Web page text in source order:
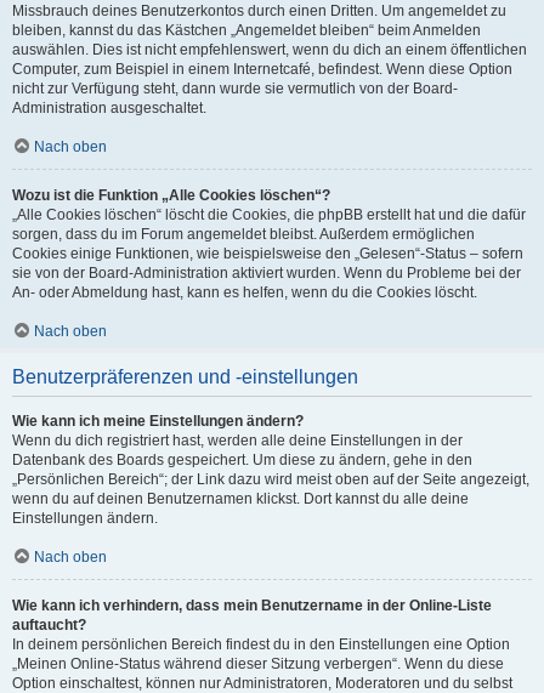
Missbrauch deines Benutzerkontos durch einen Dritten. Um angemeldet zu
bleiben, kannst du das Kästchen „Angemeldet bleiben“ beim Anmelden
auswählen. Dies ist nicht empfehlenswert, wenn du dich an einem öffentlichen
Computer, zum Beispiel in einem Internetcafé, befindest. Wenn diese Option
nicht zur Verfügung steht, dann wurde sie vermutlich von der Board-
Administration ausgeschaltet.
Nach oben
Wozu ist die Funktion „Alle Cookies löschen“?
„Alle Cookies löschen“ löscht die Cookies, die phpBB erstellt hat und die dafür
sorgen, dass du im Forum angemeldet bleibst. Außerdem ermöglichen
Cookies einige Funktionen, wie beispielsweise den „Gelesen“-Status – sofern
sie von der Board-Administration aktiviert wurden. Wenn du Probleme bei der
An- oder Abmeldung hast, kann es helfen, wenn du die Cookies löscht.
Nach oben
Benutzerpräferenzen und -einstellungen
Wie kann ich meine Einstellungen ändern?
Wenn du dich registriert hast, werden alle deine Einstellungen in der
Datenbank des Boards gespeichert. Um diese zu ändern, gehe in den
„Persönlichen Bereich“; der Link dazu wird meist oben auf der Seite angezeigt,
wenn du auf deinen Benutzernamen klickst. Dort kannst du alle deine
Einstellungen ändern.
Nach oben
Wie kann ich verhindern, dass mein Benutzername in der Online-Liste
auftaucht?
In deinem persönlichen Bereich findest du in den Einstellungen eine Option
„Meinen Online-Status während dieser Sitzung verbergen“. Wenn du diese
Option einschaltest, können nur Administratoren, Moderatoren und du selbst